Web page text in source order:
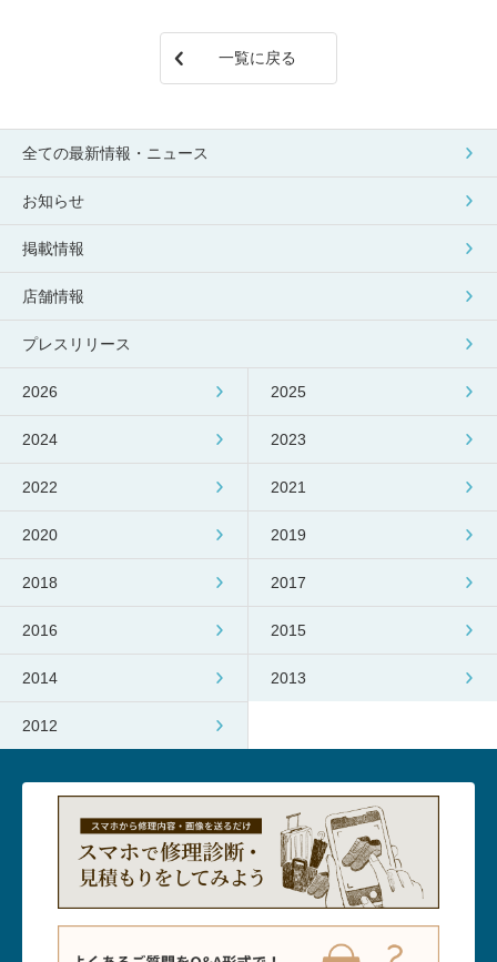
一覧に戻る
全ての最新情報・ニュース
お知らせ
掲載情報
店舗情報
プレスリリース
2026 2025
2024 2023
2022 2021
2020 2019
2018 2017
2016 2015
2014 2013
2012